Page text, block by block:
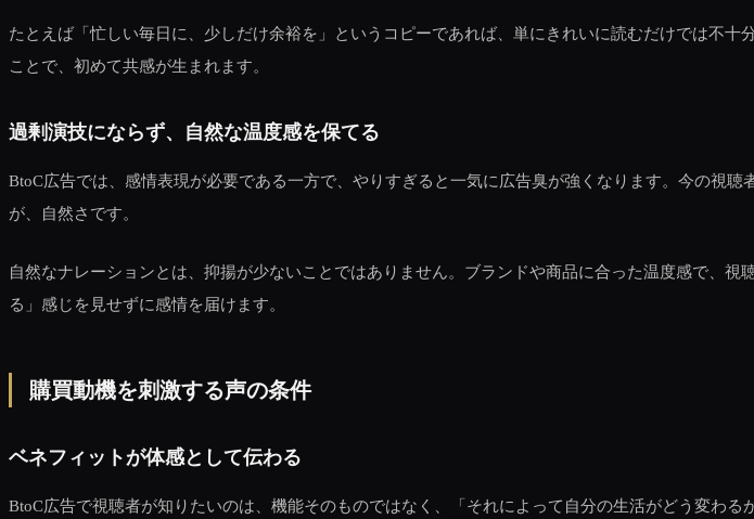
たとえば「忙しい毎日に、少しだけ余裕を」というコピーであれば、単にきれいに読むだけでは不
ことで、初めて共感が生まれます。
過剰演技にならず、自然な温度感を保てる
BtoC広告では、感情表現が必要である一方で、やりすぎると一気に広告臭が強くなります。今の視
が、自然さです。
自然なナレーションとは、抑揚が少ないことではありません。ブランドや商品に合った温度感で、
る」感じを見せずに感情を届けます。
購買動機を刺激する声の条件
ベネフィットが体感として伝わる
BtoC広告で視聴者が知りたいのは、機能そのものではなく、「それによって自分の生活がどう変わ